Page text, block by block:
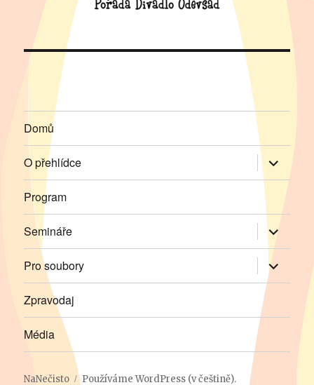
Domů
O přehlídce Zobrazit
položky
Program
Semináře Zobrazit
položky
Pro soubory
Zobrazit
položky
Zpravodaj
Média
NaNečisto Používáme WordPress (v češtině).